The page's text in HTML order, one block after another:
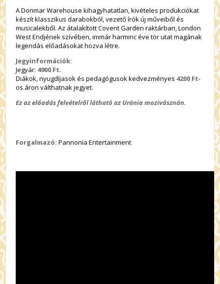
A Donmar Warehouse kihagyhatatlan, kivételes produkciókat
készít klasszikus darabokból, vezető írók új műveiből és
musicalekből. Az átalakított Covent Garden raktárban, London
West Endjének szívében, immár harminc éve tör utat magának
legendás előadásokat hozva létre.
Jegyinformációk:
Jegyár: 4900 Ft.
Diákok, nyugdíjasok és pedagógusok kedvezményes 4200 Ft-
os áron válthatnak jegyet.
Ez az előadás felvételről látható az Uránia mozivásznán.
Forgalmazó: Pannonia Entertainment